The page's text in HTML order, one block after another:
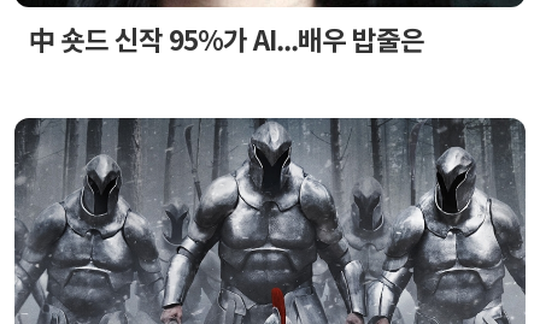
中 숏드 신작 95%가 AI...배우 밥줄은